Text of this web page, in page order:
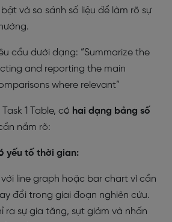
và so sánh số liệu để làm rõ sự
cầu dưới dạng: “Summarize the
and reporting the main
where relevant”
Task 1 Table, có hai dạng bảng số
nắm rõ:
yếu tố thời gian:
line graph hoặc bar chart vì cần
đổi trong giai đoạn nghiên cứu.
ra sự gia tăng, sụt giảm và nhấn